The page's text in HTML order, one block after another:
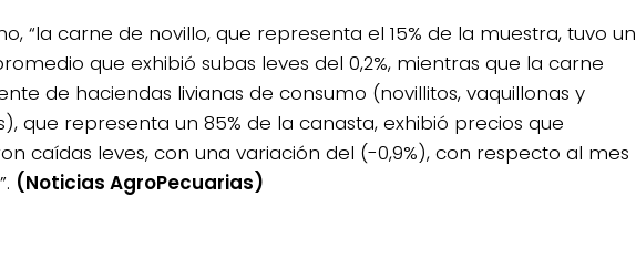
“la carne de novillo, que representa el 15% de la muestra, tuvo un
que exhibió subas leves del 0,2%, mientras que la carne
de haciendas livianas de consumo (novillitos, vaquillonas y
que representa un 85% de la canasta, exhibió precios que
caídas leves, con una variación del (-0,9%), con respecto al mes
(Noticias AgroPecuarias)